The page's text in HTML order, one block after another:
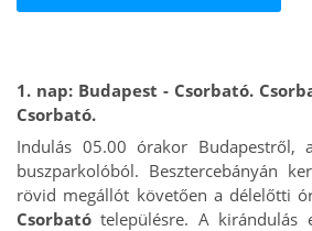
1. nap:
Csorbató.
Indulás 05.00 órakor Budapestről,
buszparkolóból. Besztercebányán
rövid megállót követően a délelőtti
Csorbató településre. A kirándulás